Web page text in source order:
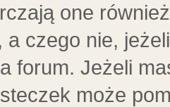
one
a czego nie,
forum. Jeżeli
może